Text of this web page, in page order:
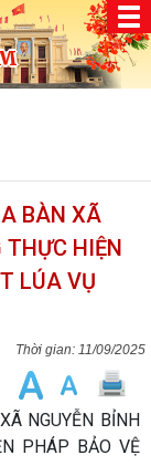
BÀN XÃ
THỰC HIỆN
LÚA VỤ
11/09/2025
NGUYỄN BỈNH
PHÁP BẢO VỆ